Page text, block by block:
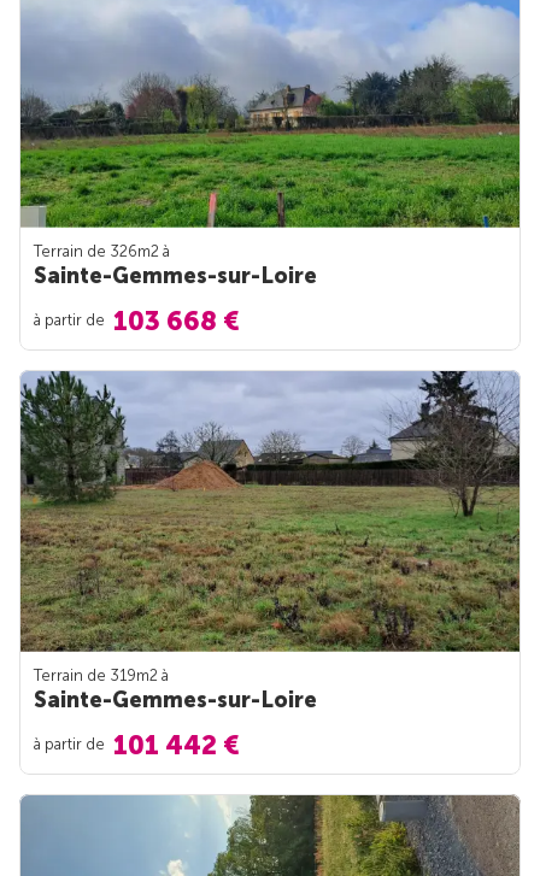
Terrain de 326m2 à
Sainte-Gemmes-sur-Loire
à partir de 103 668 €
Terrain de 319m2 à
Sainte-Gemmes-sur-Loire
à partir de 101 442 €